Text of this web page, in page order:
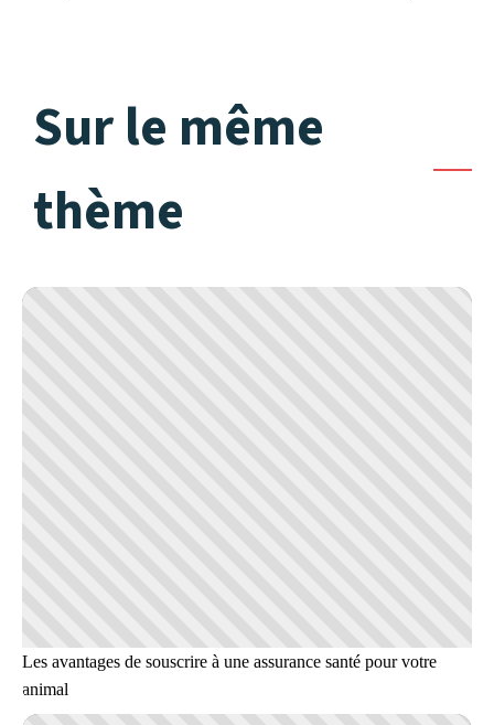
Sur le même
thème
Les avantages de souscrire à une assurance santé pour votre
animal